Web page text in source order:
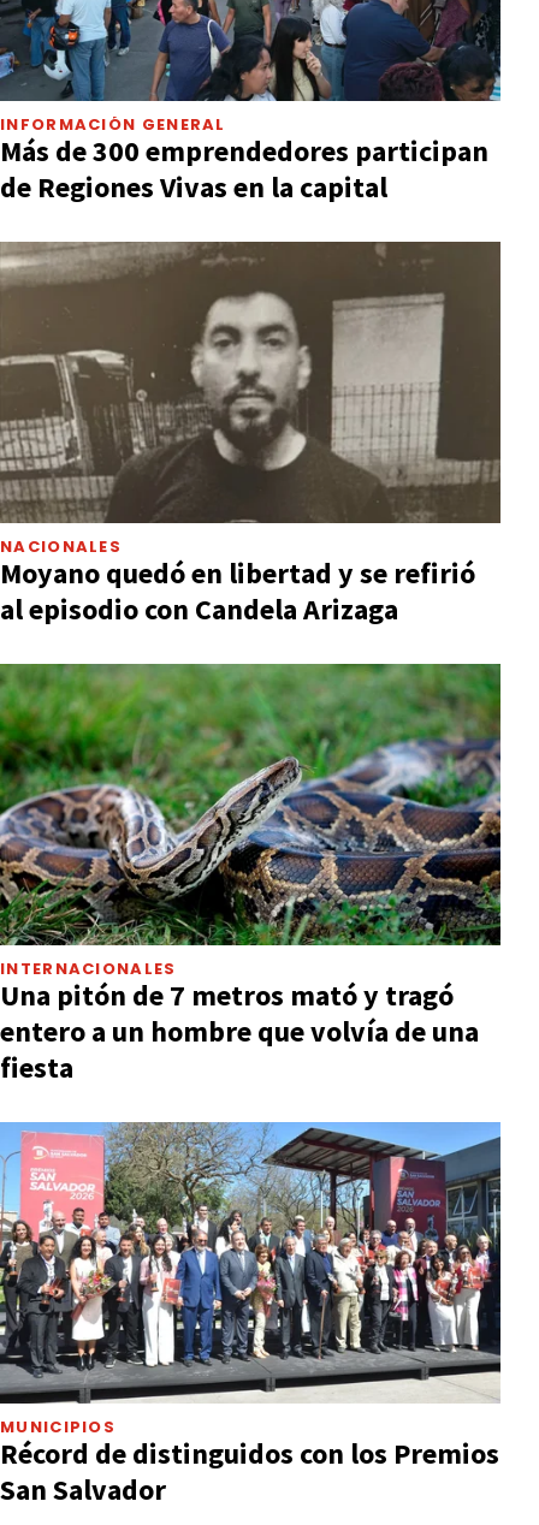
INFORMACIÓN GENERAL
Más de 300 emprendedores participan
de Regiones Vivas en la capital
NACIONALES
Moyano quedó en libertad y se refirió
al episodio con Candela Arizaga
INTERNACIONALES
Una pitón de 7 metros mató y tragó
entero a un hombre que volvía de una
fiesta
MUNICIPIOS
Récord de distinguidos con los Premios
San Salvador